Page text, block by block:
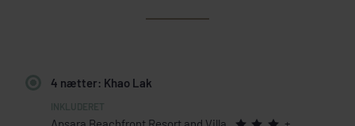
4 nætter: Khao Lak